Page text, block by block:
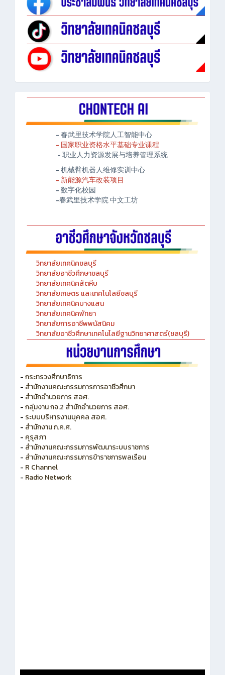
- 春武里技术学院人工智能中心
- 国家职业资格水平基础专业课程
- 职业人力资源发展与培养管理系统
- 机械臂机器人维修实训中心
- 新能源汽车改装项目
- 数字化校园
-春武里技术学院 中文工坊
วิทยาลัยเทคนิคชลบุรี
วิทยาลัยอาชีวศึกษาชลบุรี
วิทยาลัยเทคนิคสัตหีบ
วิทยาลัยเกษตร และเทคโนโลยีชลบุรี
วิทยาลัยเทคนิคบางแสน
วิทยาลัยเทคนิคพัทยา
วิทยาลัยการอาชีพพนัสนิคม
วิทยาลัยอาชีวศึกษาเทคโนโลยีฐานวิทยาศาสตร์(ชลบุรี)
กระทรวงศึกษาธิการ
สำนักงานคณะกรรมการการอาชีวศึกษา
สำนักอำนวยการ สอศ.
กลุ่มงาน กจ.2 สำนักอำนวยการ สอศ.
ระบบบริหารงานบุคคล สอศ.
สำนักงาน ก.ค.ศ.
คุรุสภา
สำนักงานคณะกรรมการพัฒนาระบบราชการ
สำนักงานคณะกรรมการข้าราชการพลเรือน
R Channel
Radio Network